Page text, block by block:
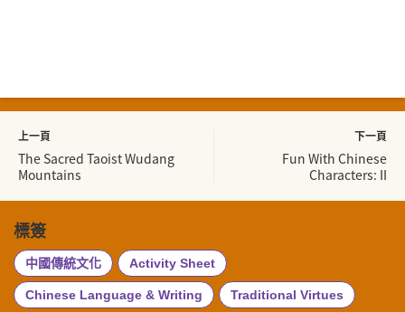
上一頁
The Sacred Taoist Wudang
Mountains
下一頁
Fun With Chinese
Characters: II
標簽
中國傳統文化 Activity Sheet
Chinese Language & Writing Traditional Virtues